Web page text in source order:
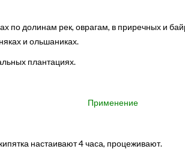
по долинам рек, оврагам, в приречных и
и ольшаниках.
плантациях.
Применение
настаивают 4 часа, процеживают.